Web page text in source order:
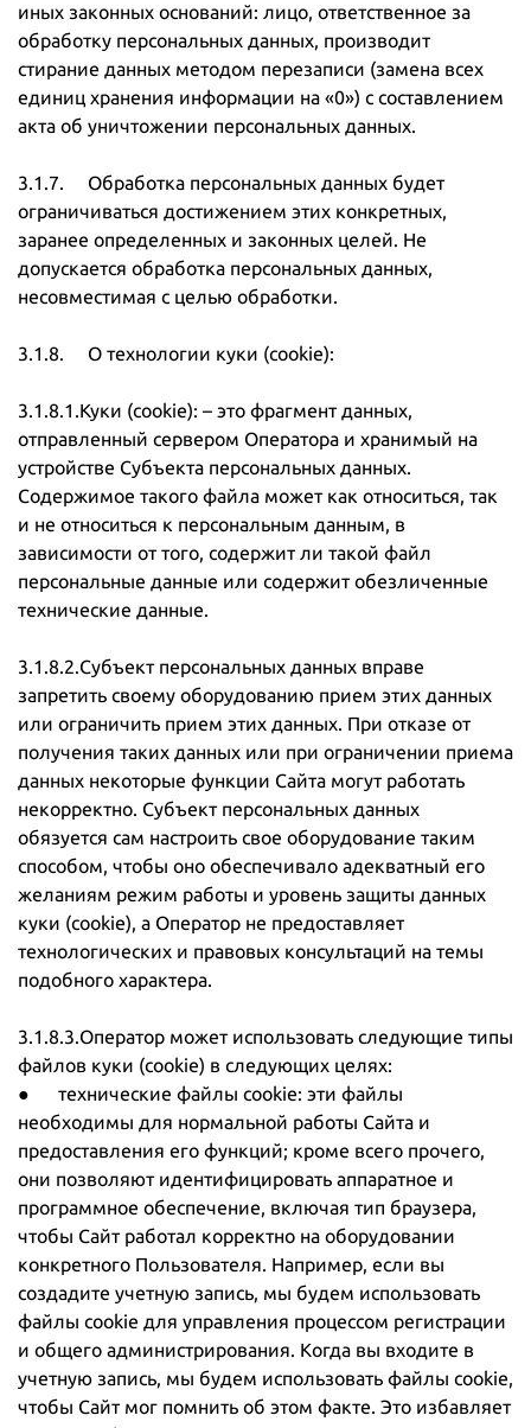
иных законных оснований: лицо, ответственное за
обработку персональных данных, производит
стирание данных методом перезаписи (замена всех
единиц хранения информации на «0») с составлением
акта об уничтожении персональных данных.
3.1.7. Обработка персональных данных будет
ограничиваться достижением этих конкретных,
заранее определенных и законных целей. Не
допускается обработка персональных данных,
несовместимая с целью обработки.
3.1.8. О технологии куки (cookie):
3.1.8.1.Куки (cookie): – это фрагмент данных,
отправленный сервером Оператора и хранимый на
устройстве Субъекта персональных данных.
Содержимое такого файла может как относиться, так
и не относиться к персональным данным, в
зависимости от того, содержит ли такой файл
персональные данные или содержит обезличенные
технические данные.
3.1.8.2.Субъект персональных данных вправе
запретить своему оборудованию прием этих данных
или ограничить прием этих данных. При отказе от
получения таких данных или при ограничении приема
данных некоторые функции Сайта могут работать
некорректно. Субъект персональных данных
обязуется сам настроить свое оборудование таким
способом, чтобы оно обеспечивало адекватный его
желаниям режим работы и уровень защиты данных
куки (cookie), а Оператор не предоставляет
технологических и правовых консультаций на темы
подобного характера.
3.1.8.3.Оператор может использовать следующие типы
файлов куки (cookie) в следующих целях:
● технические файлы cookie: эти файлы
необходимы для нормальной работы Сайта и
предоставления его функций; кроме всего прочего,
они позволяют идентифицировать аппаратное и
программное обеспечение, включая тип браузера,
чтобы Сайт работал корректно на оборудовании
конкретного Пользователя. Например, если вы
создадите учетную запись, мы будем использовать
файлы cookie для управления процессом регистрации
и общего администрирования. Когда вы входите в
учетную запись, мы будем использовать файлы cookie,
чтобы Сайт мог помнить об этом факте. Это избавляет